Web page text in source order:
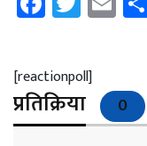
[reactionpoll]
प्रतिक्रिया 0